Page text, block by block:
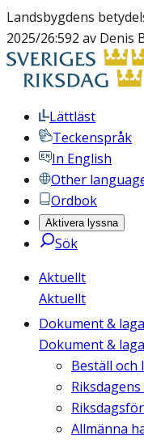
Landsbygdens
2025/26:592 av Denis
Lättläst
Teckenspråk
In English
Other
Ordbok
Aktivera lyssna
Sök
Aktuellt
Aktuellt
Dokument &
Dokument &
Beställ och
Allmänna